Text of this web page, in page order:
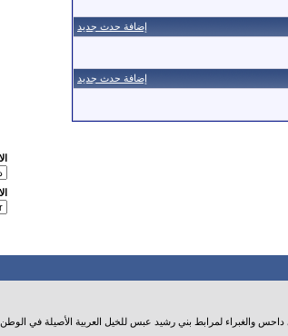
إضافة حدث جديد
إضافة حدث جديد
والغبراء لمرابط بني رشيد عبس للخيل العربية الأصيلة في